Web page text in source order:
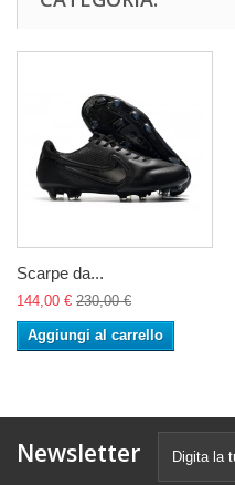
Scarpe da...
144,00 € 230,00 €
Aggiungi al carrello
Newsletter